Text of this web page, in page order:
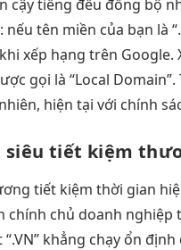
cậytiếng đều đồng bộ
nếu tên miền của bạn là
xếp hạng trên Google.
gọi là “Local
hiện tại với chính
siêu tiết kiệm
tiết kiệm thời gian
chính chủ doanh nghiệp
“.VN” khẳng chạy ổn định